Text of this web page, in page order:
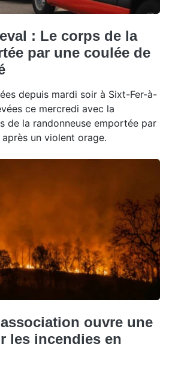
: Le corps de la
par une coulée de
depuis mardi soir à Sixt-Fer-à-
ce mercredi avec la
de la randonneuse emportée par
un violent orage.
ouvre une
les incendies en